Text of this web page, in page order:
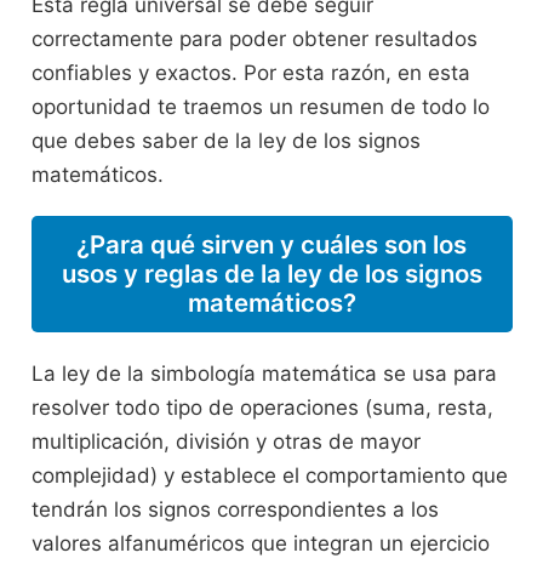
correctamente para poder obtener resultados
confiables y exactos. Por esta razón, en esta
oportunidad te traemos un resumen de todo lo
que debes saber de la ley de los signos
matemáticos.
¿Para qué sirven y cuáles son los
usos y reglas de la ley de los signos
matemáticos?
La ley de la simbología matemática se usa para
resolver todo tipo de operaciones (suma, resta,
multiplicación, división y otras de mayor
complejidad) y establece el comportamiento que
tendrán los signos correspondientes a los
valores alfanuméricos que integran un ejercicio